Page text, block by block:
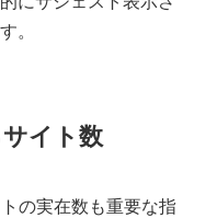
。
イト数
の実在数も重要な指